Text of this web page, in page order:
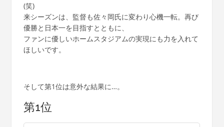
(笑)
来シーズンは、監督も佐々岡氏に変わり心機一転。再び
優勝と日本一を目指すとともに、
ファンに優しいホームスタジアムの実現にも力を入れて
ほしいです。
そして第1位は意外な結果に…。
第1位